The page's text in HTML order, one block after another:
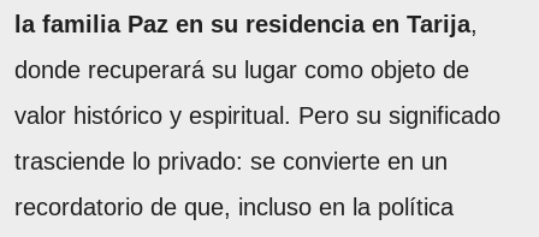
la familia Paz en su residencia en Tarija,
donde recuperará su lugar como objeto de
valor histórico y espiritual. Pero su significado
trasciende lo privado: se convierte en un
recordatorio de que, incluso en la política